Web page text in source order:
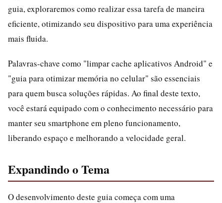
guia, exploraremos como realizar essa tarefa de maneira
eficiente, otimizando seu dispositivo para uma experiência
mais fluida.
Palavras-chave como "limpar cache aplicativos Android" e
"guia para otimizar memória no celular" são essenciais
para quem busca soluções rápidas. Ao final deste texto,
você estará equipado com o conhecimento necessário para
manter seu smartphone em pleno funcionamento,
liberando espaço e melhorando a velocidade geral.
Expandindo o Tema
O desenvolvimento deste guia começa com uma